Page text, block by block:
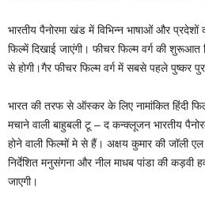
भारतीय पैनोरमा खंड में विभिन्‍न भाषाओं और
फिल्‍में दिखाई जाएंगी। फीचर फिल्‍म वर्ग की शुरूआत
से होगी।गैर फीचर फिल्‍म वर्ग में सबसे पहले पुष्‍कर
भारत की तरफ से ऑस्‍कर के लिए नामांकित हिंदी
मचाने वाली बाहुबली टू – द कन्‍क्‍लूजन भारतीय
होने वाली फिल्‍मों मे से हैं। अक्षय कुमार की जॉली
निर्देशित मनुसंगना और नील माधब पांडा की कड़वी
जाएगी।